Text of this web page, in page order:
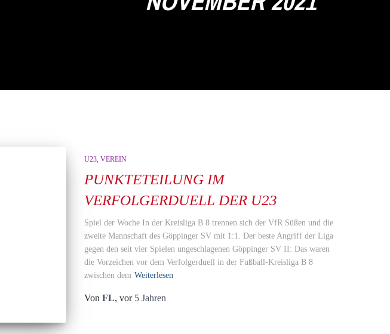
U23 VEREIN
PUNKTETEILUNG IM
VERFOLGERDUELL DER U23
Spiel der Woche In der Kreisliga B 8 trennen sich der VfR Süßen und die
zweite Mannschaft des Göppinger SV mit 1:1. Der beste Angriff der Liga
gegen den seit vier Spielen ungeschlagenen Göppinger SV II: Das waren
die Vorzeichen vor dem Verfolgerduell in der Fußball-Kreisliga B 8
zwischen dem Weiterlesen
Von FL, vor 5 Jahren